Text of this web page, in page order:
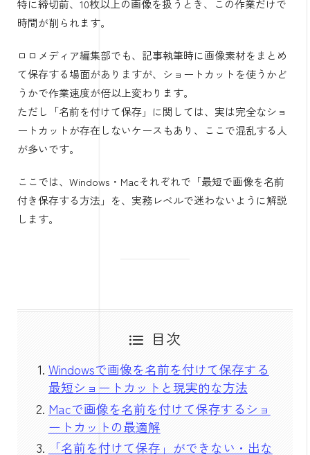
特に締切前、10枚以上の画像を扱うとき、この作業だけで
時間が削られます。
ロロメディア編集部でも、記事執筆時に画像素材をまとめ
て保存する場面がありますが、ショートカットを使うかど
うかで作業速度が倍以上変わります。
ただし「名前を付けて保存」に関しては、実は完全なショ
ートカットが存在しないケースもあり、ここで混乱する人
が多いです。
ここでは、Windows・Macそれぞれで「最短で画像を名前
付き保存する方法」を、実務レベルで迷わないように解説
します。
目次
Windowsで画像を名前を付けて保存する
最短ショートカットと現実的な方法
Macで画像を名前を付けて保存するショ
ートカットの最適解
「名前を付けて保存」ができない・出な